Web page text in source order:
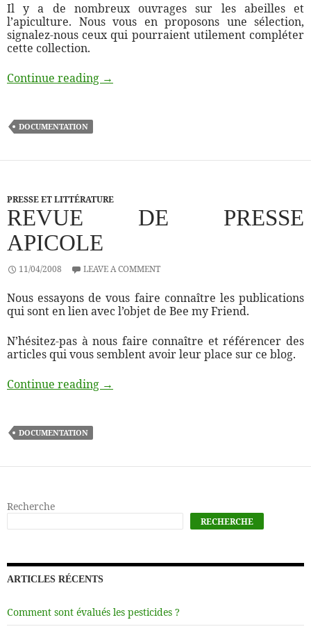
Il y a de nombreux ouvrages sur les abeilles et
l’apiculture. Nous vous en proposons une sélection,
signalez-nous ceux qui pourraient utilement compléter
cette collection.
Continue reading Quelques ouvrages à consulter
→
DOCUMENTATION
PRESSE ET LITTÉRATURE
REVUE DE PRESSE
APICOLE
11/04/2008 LEAVE A COMMENT
Nous essayons de vous faire connaître les publications
qui sont en lien avec l’objet de Bee my Friend.
N’hésitez-pas à nous faire connaître et référencer des
articles qui vous semblent avoir leur place sur ce blog.
Continue reading Revue de presse apicole
→
DOCUMENTATION
Recherche
RECHERCHE
ARTICLES RÉCENTS
Comment sont évalués les pesticides ?